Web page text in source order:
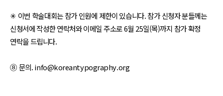
✳︎ 이번 학술대회는 참가 인원에 제한이 있습니다. 참가 신청자 분들께는
신청서에 작성한 연락처와 이메일 주소로 6월 25일(목)까지 참가 확정
연락을 드립니다.
⑧ 문의. info@koreantypography.org